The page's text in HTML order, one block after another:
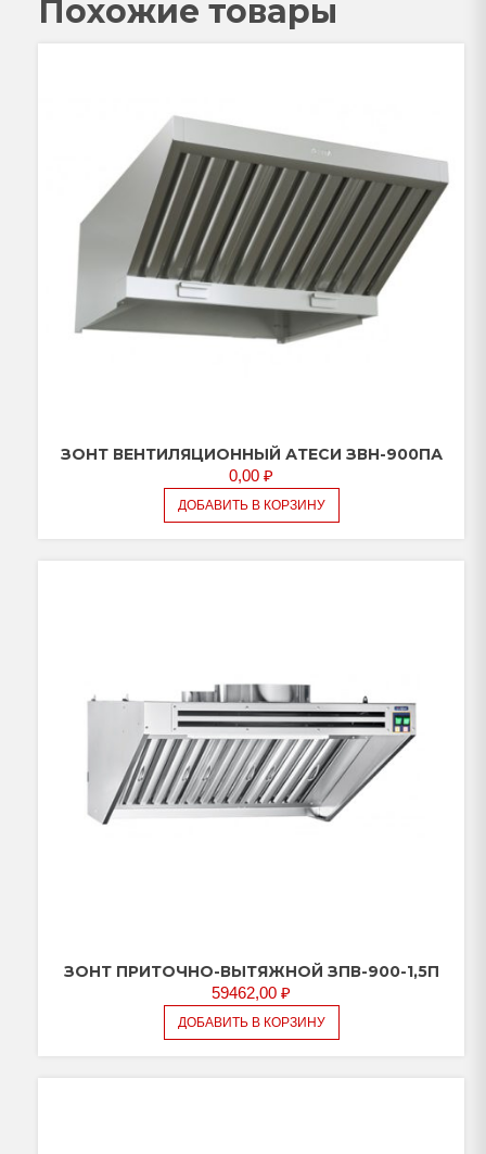
Похожие товары
ЗОНТ ВЕНТИЛЯЦИОННЫЙ АТЕСИ ЗВН-900ПА
0,00 ₽
ДОБАВИТЬ В КОРЗИНУ
ЗОНТ ПРИТОЧНО-ВЫТЯЖНОЙ ЗПВ-900-1,5П
59462,00 ₽
ДОБАВИТЬ В КОРЗИНУ